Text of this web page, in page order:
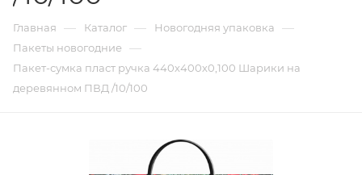
Главная — Каталог — Новогодняя упаковка —
Пакеты новогодние —
Пакет-сумка пласт ручка 440х400х0,100 Шарики на
деревянном ПВД /10/100